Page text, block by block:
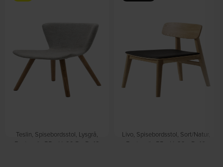
Teslin, Spisebordsstol, Lysgrå,
Egetræ (L: 55 x H: 82.5 x B: 48
Livo, Spisebordsstol, Sort/Natur,
Egetræ (L: 55 x H: 82 x B: 46